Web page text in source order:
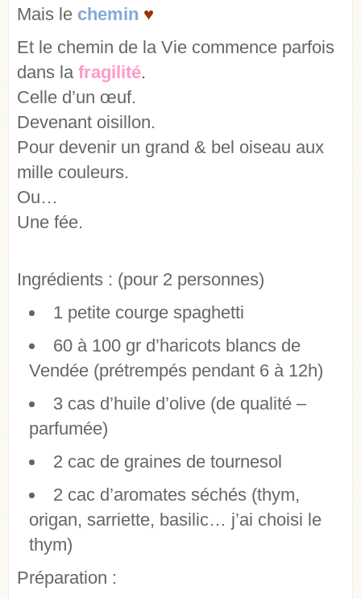
Mais le chemin ♥
Et le chemin de la Vie commence parfois
dans la fragilité.
Celle d’un œuf.
Devenant oisillon.
Pour devenir un grand & bel oiseau aux
mille couleurs.
Ou…
Une fée.
Ingrédients : (pour 2 personnes)
1 petite courge spaghetti
60 à 100 gr d’haricots blancs de
Vendée (prétrempés pendant 6 à 12h)
3 cas d’huile d’olive (de qualité –
parfumée)
2 cac de graines de tournesol
2 cac d’aromates séchés (thym,
origan, sarriette, basilic… j’ai choisi le
thym)
Préparation :